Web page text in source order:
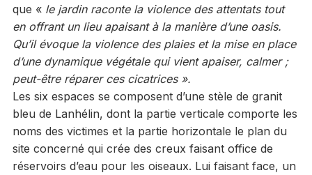
que « le jardin raconte la violence des attentats tout
en offrant un lieu apaisant à la manière d’une oasis.
Qu’il évoque la violence des plaies et la mise en place
d’une dynamique végétale qui vient apaiser, calmer ;
peut-être réparer ces cicatrices ».
Les six espaces se composent d’une stèle de granit
bleu de Lanhélin, dont la partie verticale comporte les
noms des victimes et la partie horizontale le plan du
site concerné qui crée des creux faisant office de
réservoirs d’eau pour les oiseaux. Lui faisant face, un